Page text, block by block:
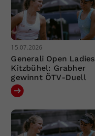
15.07.2026
Generali Open Ladies
Kitzbühel: Grabher
gewinnt ÖTV-Duell